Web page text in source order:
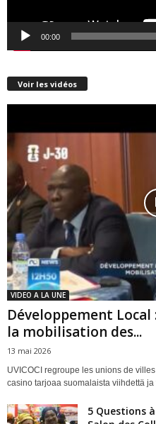
00:00
Voir les vidéos
VIDEO A LA UNE
Développement Local
la mobilisation des...
13 mai 2026
UVICOCI regroupe les unions de
casino tarjoaa suomalaista viihdettä ja
5 Questions